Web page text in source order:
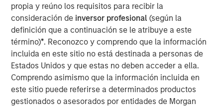
propia y reúno los requisitos para recibir la
consideración de inversor profesional(según la
definición que a continuación se le atribuye a este
término)*. Reconozco y comprendo que la información
incluida en este sitio no está destinada a personas de
Estados Unidos y que estas no deben acceder a ella.
Comprendo asimismo que la información incluida en
este sitio puede referirse a determinados productos
gestionados o asesorados por entidades de Morgan
Clicking above will exit the Morgan Stanley Investment
Management site and direct you to an external site.
According toVishal Khanduja , “When we look at
investment opportunities, it’s the fundamentals we are
digging through – whether it is a corporate balance sheet
or a consumer balance sheet or even a country or a
municipality’s balance sheet – the understanding the